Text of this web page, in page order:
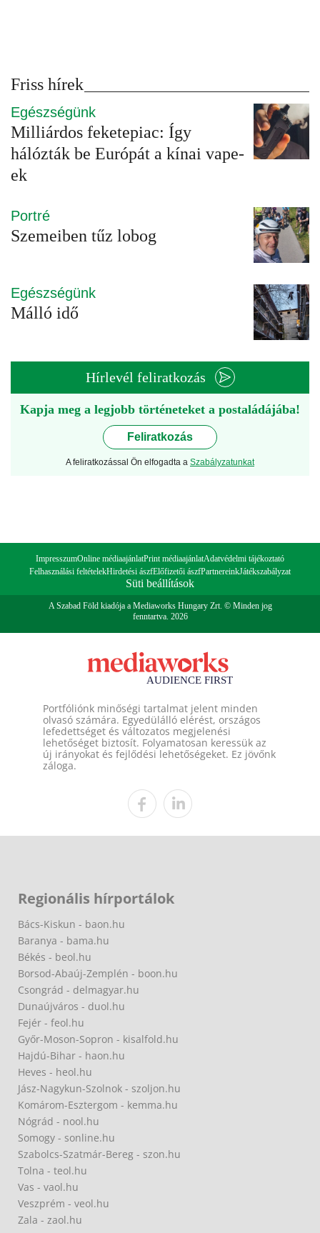
Friss hírek
Egészségünk
Milliárdos feketepiac: Így
hálózták be Európát a kínai vape-
ek
Portré
Szemeiben tűz lobog
Egészségünk
Málló idő
Hírlevél feliratkozás
Kapja meg a legjobb történeteket a postaládájába!
Feliratkozás
A feliratkozással Ön elfogadta a Szabályzatunkat
ImpresszumOnline médiaajánlatPrint médiaajánlatAdatvédelmi tájékoztató
Felhasználási feltételekHirdetési ászfElőfizetői ászfPartnereinkJátékszabályzat
Süti beállítások
A Szabad Föld kiadója a Mediaworks Hungary Zrt. © Minden jog
fenntartva. 2026
Portfóliónk minőségi tartalmat jelent minden
olvasó számára. Egyedülálló elérést, országos
lefedettséget és változatos megjelenési
lehetőséget biztosít. Folyamatosan keressük az
új irányokat és fejlődési lehetőségeket. Ez jövőnk
záloga.
Regionális hírportálok
Bács-Kiskun - baon.hu
Baranya - bama.hu
Békés - beol.hu
Borsod-Abaúj-Zemplén - boon.hu
Csongrád - delmagyar.hu
Dunaújváros - duol.hu
Fejér - feol.hu
Győr-Moson-Sopron - kisalfold.hu
Hajdú-Bihar - haon.hu
Heves - heol.hu
Jász-Nagykun-Szolnok - szoljon.hu
Komárom-Esztergom - kemma.hu
Nógrád - nool.hu
Somogy - sonline.hu
Szabolcs-Szatmár-Bereg - szon.hu
Tolna - teol.hu
Vas - vaol.hu
Veszprém - veol.hu
Zala - zaol.hu